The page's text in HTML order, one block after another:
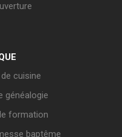
cuisine
généalogie
formation
baptême